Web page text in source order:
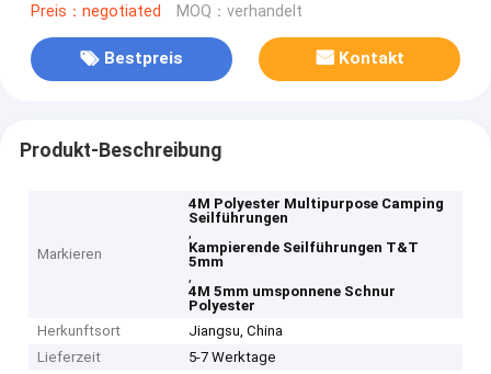
Preis：negotiated MOQ：verhandelt
Bestpreis Kontakt
Produkt-Beschreibung
Markieren
4M Polyester Multipurpose Camping
Seilführungen
,
Kampierende Seilführungen T&T
5mm
,
4M 5mm umsponnene Schnur
Polyester
Herkunftsort
Jiangsu, China
Lieferzeit
5-7 Werktage